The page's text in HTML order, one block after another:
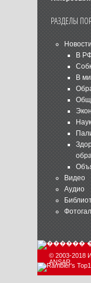
РАЗДЕЛЫ
Новости
В
В
Видео
Аудио
© 2003-2018
ANSAR